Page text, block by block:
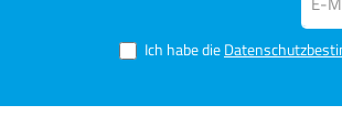
Ich habe die